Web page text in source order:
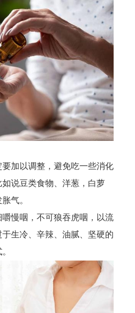
加以调整，避免吃一些消化
说豆类食物、洋葱，白萝
气。
慢咽，不可狼吞虎咽，以流
生冷、辛辣、油腻、坚硬的